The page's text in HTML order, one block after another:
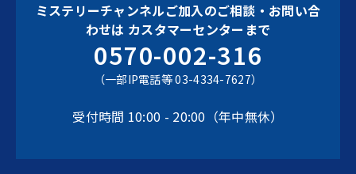
ミステリーチャンネルご加入のご相談・お問い合
わせは カスタマーセンターまで
0570-002-316
（一部IP電話等 03-4334-7627）
受付時間 10:00 - 20:00（年中無休）